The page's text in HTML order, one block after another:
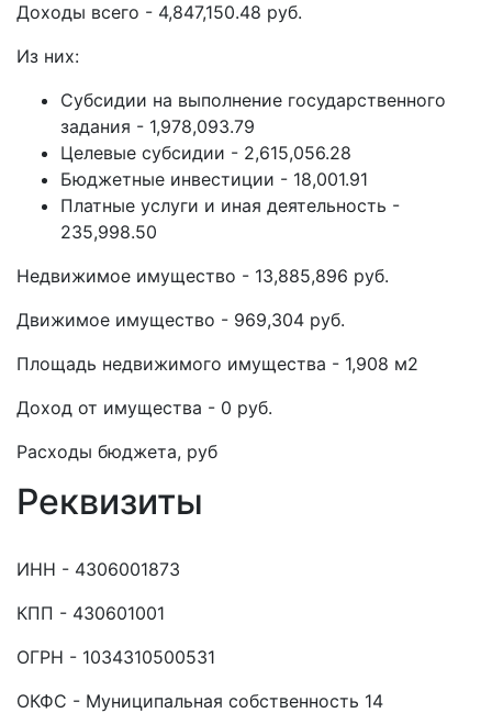
Доходы всего - 4,847,150.48 руб.
Из них:
Субсидии на выполнение государственного
задания - 1,978,093.79
Целевые субсидии - 2,615,056.28
Бюджетные инвестиции - 18,001.91
Платные услуги и иная деятельность -
235,998.50
Недвижимое имущество - 13,885,896 руб.
Движимое имущество - 969,304 руб.
Площадь недвижимого имущества - 1,908 м2
Доход от имущества - 0 руб.
Расходы бюджета, руб
Реквизиты
ИНН - 4306001873
КПП - 430601001
ОГРН - 1034310500531
ОКФС - Муниципальная собственность 14